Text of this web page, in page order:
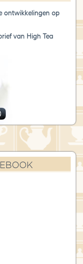
ontwikkelingen op
van High Tea